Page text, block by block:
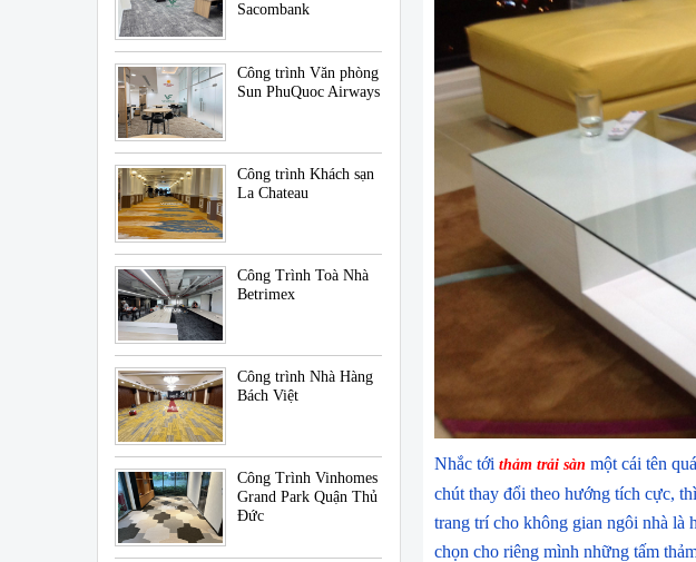
Nhắc tới thảm trải sàn một cái tên
chút thay đổi theo hướng tích cực,
trang trí cho không gian ngôi nhà là
chọn cho riêng mình những tấm
Sacombank
Công trình Văn phòng
Sun PhuQuoc Airways
Công trình Khách sạn
La Chateau
Công Trình Toà Nhà
Betrimex
Công trình Nhà Hàng
Bách Việt
Công Trình Vinhomes
Grand Park Quận Thủ
Đức